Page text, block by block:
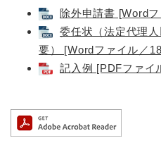
除外申請書 [Word
委任状（法定代理
要） [Wordファイル／
記入例 [PDFファイ